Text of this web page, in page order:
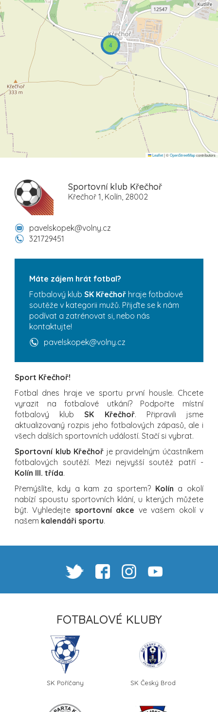
4
Leaflet|©OpenStreetMapcontributors
Sportovní klub Křečhoř
Křečhoř 1, Kolín, 28002
pavelskopek@volny.cz
321729451
Máte zájem hrát fotbal?
Fotbalový klub SK Křečhoř hraje fotbalové
soutěže v kategorii mužů. Přijďte se k nám
podívat a zatrénovat si, nebo nás
kontaktujte!
pavelskopek@volny.cz
Sport Křečhoř!
Fotbal dnes hraje ve sportu první housle. Chcete
vyrazit na fotbalové utkání? Podpořte místní
fotbalový klubSK Křečhoř. Připravili jsme
aktualizovaný rozpis jeho fotbalových zápasů, ale i
všech dalších sportovních událostí. Stačí si vybrat.
Sportovní klub Křečhoř je pravidelným účastníkem
fotbalových soutěží. Mezi nejvyšší soutěž patří -
Kolín III. třída.
Přemýšlíte, kdy a kam za sportem? Kolín a okolí
nabízí spoustu sportovních klání, u kterých můžete
být. Vyhledejte sportovní akce ve vašem okolí v
našem kalendáři sportu.
FOTBALOVÉ KLUBY
SK Poříčany SK Český Brod